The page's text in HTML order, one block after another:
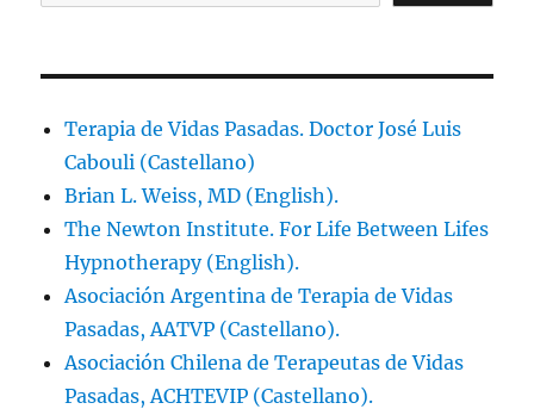
Terapia de Vidas Pasadas. Doctor José Luis
Cabouli (Castellano)
Brian L. Weiss, MD (English).
The Newton Institute. For Life Between Lifes
Hypnotherapy (English).
Asociación Argentina de Terapia de Vidas
Pasadas, AATVP (Castellano).
Asociación Chilena de Terapeutas de Vidas
Pasadas, ACHTEVIP (Castellano).